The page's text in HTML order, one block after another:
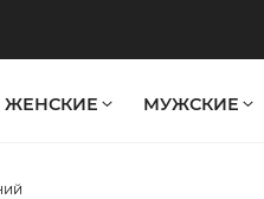
ЖЕНСКИЕ МУЖСКИЕ